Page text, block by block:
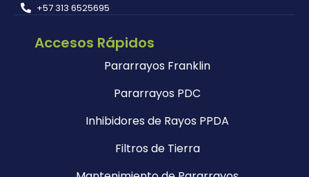
+57 313 6525695
Accesos Rápidos
Pararrayos Franklin
Pararrayos PDC
Inhibidores de Rayos PPDA
Filtros de Tierra